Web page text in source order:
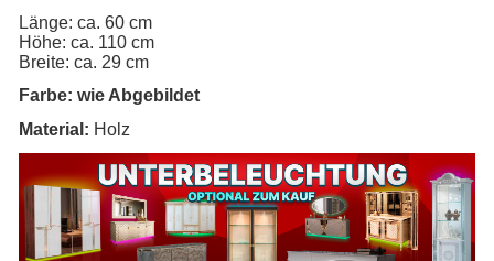
Länge: ca. 60 cm
Höhe: ca. 110 cm
Breite: ca. 29 cm
Farbe: wie Abgebildet
Material: Holz